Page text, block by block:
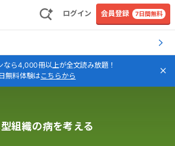
ログイン 会員登録 7日間無料
なら4,000冊以上が全文読み放題！
無料体験はこちらから
組織の病を考える